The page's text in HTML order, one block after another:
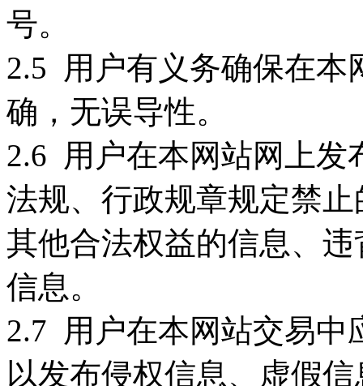
号。
2.5 用户有义务确保在本
确，无误导性。
2.6 用户在本网站网上发
法规、行政规章规定禁
其他合法权益的信息、
信息。
2.7 用户在本网站交易中
以发布侵权信息、虚假